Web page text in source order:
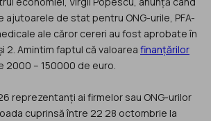
ajutoarele de stat pentru ONG-urile, PFA-
ale căror cereri au fost aprobate în
2. Amintim faptul că valoarea finanțărilor
2000 – 150000 de euro.
reprezentanți ai firmelor sau ONG-urilor
cuprinsă între 22 28 octombrie la